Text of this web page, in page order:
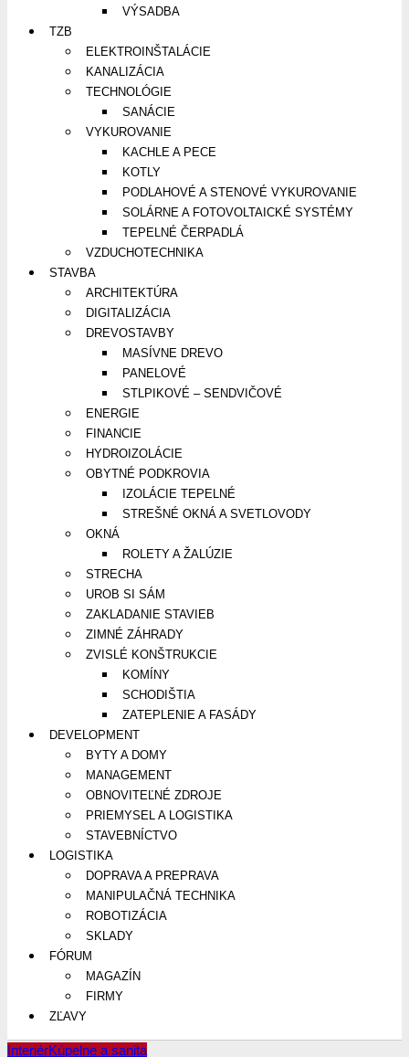
VÝSADBA
TZB
ELEKTROINŠTALÁCIE
KANALIZÁCIA
TECHNOLÓGIE
SANÁCIE
VYKUROVANIE
KACHLE A PECE
KOTLY
PODLAHOVÉ A STENOVÉ VYKUROVANIE
SOLÁRNE A FOTOVOLTAICKÉ SYSTÉMY
TEPELNÉ ČERPADLÁ
VZDUCHOTECHNIKA
STAVBA
ARCHITEKTÚRA
DIGITALIZÁCIA
DREVOSTAVBY
MASÍVNE DREVO
PANELOVÉ
STLPIKOVÉ – SENDVIČOVÉ
ENERGIE
FINANCIE
HYDROIZOLÁCIE
OBYTNÉ PODKROVIA
IZOLÁCIE TEPELNÉ
STREŠNÉ OKNÁ A SVETLOVODY
OKNÁ
ROLETY A ŽALÚZIE
STRECHA
UROB SI SÁM
ZAKLADANIE STAVIEB
ZIMNÉ ZÁHRADY
ZVISLÉ KONŠTRUKCIE
KOMÍNY
SCHODIŠTIA
ZATEPLENIE A FASÁDY
DEVELOPMENT
BYTY A DOMY
MANAGEMENT
OBNOVITEĽNÉ ZDROJE
PRIEMYSEL A LOGISTIKA
STAVEBNÍCTVO
LOGISTIKA
DOPRAVA A PREPRAVA
MANIPULAČNÁ TECHNIKA
ROBOTIZÁCIA
SKLADY
FÓRUM
MAGAZÍN
FIRMY
ZĽAVY
InteriérKúpelne a sanita